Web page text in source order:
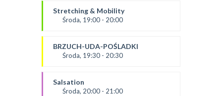
Ania
*Zajęcia dla dorosłych i dzieci
Stretching & Mobility
Środa, 19:00 - 20:00
Żaneta
*Zajęcia dla dorosłych i dzieci
BRZUCH-UDA-POŚLADKI
Środa, 19:30 - 20:30
Agata
*Zajęcia dla dorosłych i dzieci
Salsation
Środa, 20:00 - 21:00